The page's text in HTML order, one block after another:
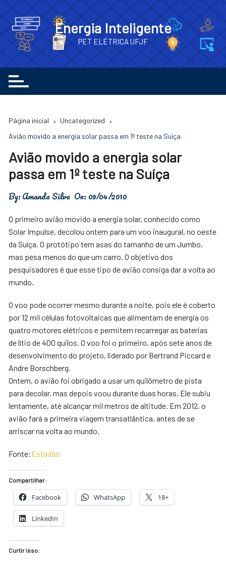
para
o
conteúdo
Energia Inteligente
PET ELÉTRICA UFJF
Página inicial
Uncategorized
Avião movido a energia solar passa em 1º teste na Suíça
Avião movido a energia solar
passa em 1º teste na Suíça
By:Amanda Silva On: 09/04/2010
O primeiro avião movido a energia solar, conhecido como
Solar Impulse, decolou ontem para um voo inaugural, no oeste
da Suíça. O protótipo tem asas do tamanho de um Jumbo,
mas pesa menos do que um carro. O objetivo dos
pesquisadores é que esse tipo de avião consiga dar a volta ao
mundo.
O voo pode ocorrer mesmo durante a noite, pois ele é coberto
por 12 mil células fotovoltaicas que alimentam de energia os
quatro motores elétricos e permitem recarregar as baterias
de lítio de 400 quilos. O voo foi o primeiro, após sete anos de
desenvolvimento do projeto, liderado por Bertrand Piccard e
Andre Borschberg.
Ontem, o avião foi obrigado a usar um quilômetro de pista
para decolar, mas depois voou durante duas horas. Ele subiu
lentamente, até alcançar mil metros de altitude. Em 2012, o
avião fará a primeira viagem transatlântica, antes de se
arriscar na volta ao mundo.
Fonte:Estadão
Compartilhar:
Facebook WhatsApp 18+
LinkedIn
Curtir isso: